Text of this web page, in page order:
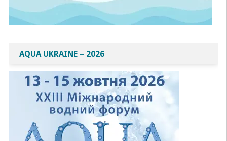
AQUA UKRAINE – 2026